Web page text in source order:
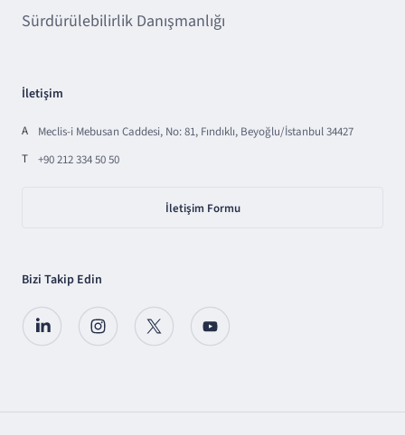
Sürdürülebilirlik Danışmanlığı
İletişim
A
Meclis-i Mebusan Caddesi, No: 81, Fındıklı, Beyoğlu/İstanbul 34427
T
+90 212 334 50 50
İletişim Formu
Bizi Takip Edin